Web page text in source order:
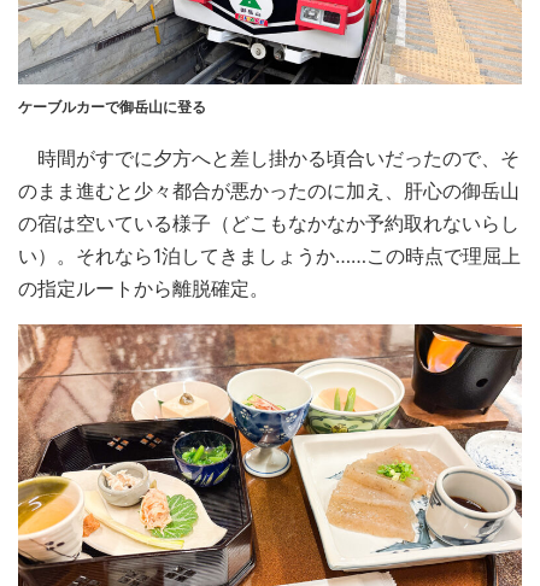
ケーブルカーで御岳山に登る
時間がすでに夕方へと差し掛かる頃合いだったので、そ
のまま進むと少々都合が悪かったのに加え、肝心の御岳山
の宿は空いている様子（どこもなかなか予約取れないらし
い）。それなら1泊してきましょうか……この時点で理屈上
の指定ルートから離脱確定。